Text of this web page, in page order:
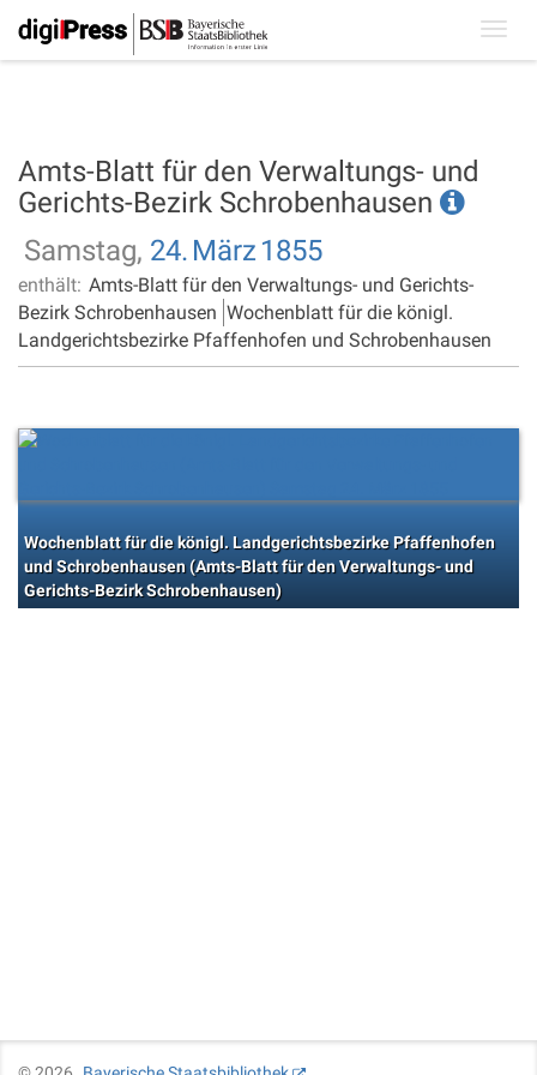
Amts-Blatt für den Verwaltungs- und
Gerichts-Bezirk Schrobenhausen
Samstag, 24. März 1855
enthält: Amts-Blatt für den Verwaltungs- und Gerichts-
Bezirk Schrobenhausen Wochenblatt für die königl.
Landgerichtsbezirke Pfaffenhofen und Schrobenhausen
Wochenblatt für die königl. Landgerichtsbezirke Pfaffenhofen
und Schrobenhausen (Amts-Blatt für den Verwaltungs- und
Gerichts-Bezirk Schrobenhausen)